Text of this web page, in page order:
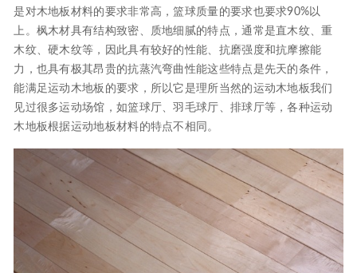
是对木地板材料的要求非常高，篮球质量的要求也要求90%以
上。枫木材具有结构致密、质地细腻的特点，通常是直木纹、重
木纹、硬木纹等，因此具有较好的性能、抗磨强度和抗摩擦能
力，也具有极其昂贵的抗蒸汽弯曲性能这些特点是先天的条件，
能满足运动木地板的要求，所以它是理所当然的运动木地板我们
见过很多运动场馆，如篮球厅、羽毛球厅、排球厅等，各种运动
木地板根据运动地板材料的特点不相同。